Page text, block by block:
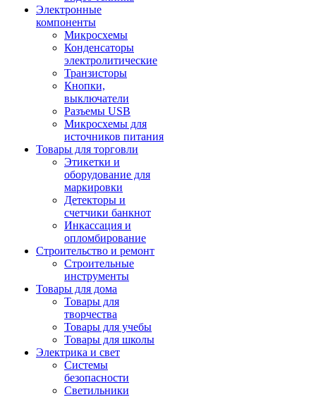
Электронные
компоненты
Микросхемы
Конденсаторы
электролитические
Транзисторы
Кнопки,
выключатели
Разъемы USB
Микросхемы для
источников питания
Товары для торговли
Этикетки и
оборудование для
маркировки
Детекторы и
счетчики банкнот
Инкассация и
опломбирование
Строительство и ремонт
Строительные
инструменты
Товары для дома
Товары для
творчества
Товары для учебы
Товары для школы
Электрика и свет
Системы
безопасности
Светильники